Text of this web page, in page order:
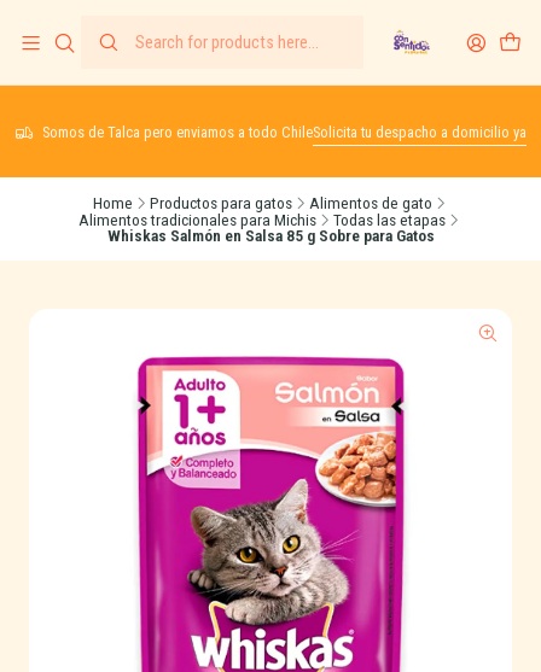
Somos de Talca pero enviamos a todo ChileSolicita tu despacho a domicilio ya
Home Productos para gatos
Alimentos de gato
Alimentos tradicionales para Michis
Todas las etapas
Whiskas Salmón en Salsa 85 g Sobre para Gatos